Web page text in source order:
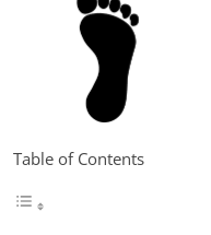
Table of Contents